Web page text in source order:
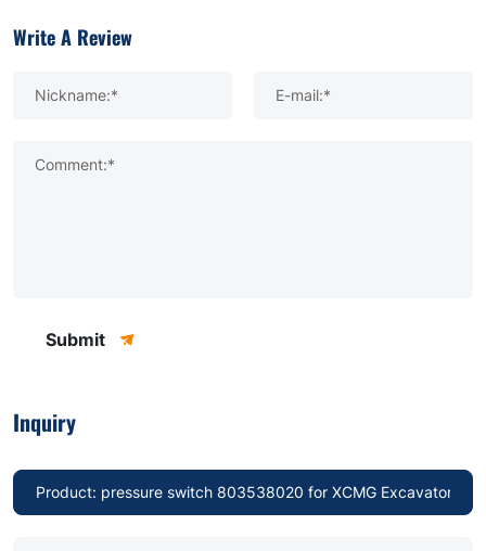
Write A Review
Nickname:* E-mail:*
Comment:*
Submit
Inquiry